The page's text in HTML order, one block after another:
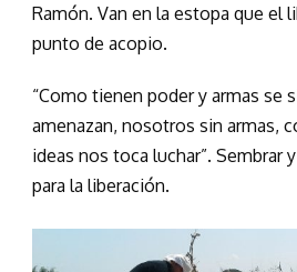
Ramón. Van en la estopa que el
punto de acopio.
“Como tienen poder y armas se
amenazan, nosotros sin armas,
ideas nos toca luchar”. Sembrar
para la liberación.